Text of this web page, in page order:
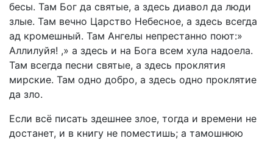
бесы. Там Бог да святые, а здесь диавол да люди
злые. Там вечно Царство Небесное, а здесь всегда
ад кромешный. Там Ангелы непрестанно поют:»
Аллилуйя! ,» а здесь и на Бога всем хула надоела.
Там всегда песни святые, а здесь проклятия
мирские. Там одно добро, а здесь одно проклятие
да зло.
Если всё писать здешнее злое, тогда и времени не
достанет, и в книгу не поместишь; а тамошнюю